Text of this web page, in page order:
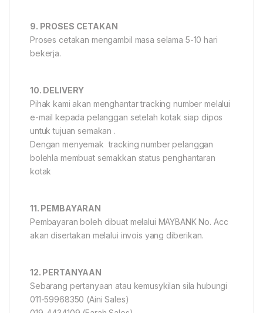
9. PROSES CETAKAN
Proses cetakan mengambil masa selama 5-10 hari
bekerja.
10. DELIVERY
Pihak kami akan menghantar tracking number melalui
e-mail kepada pelanggan setelah kotak siap dipos
untuk tujuan semakan .
Dengan menyemak tracking number pelanggan
bolehla membuat semakkan status penghantaran
kotak
11. PEMBAYARAN
Pembayaran boleh dibuat melalui MAYBANK No. Acc
akan disertakan melalui invois yang diberikan.
12. PERTANYAAN
Sebarang pertanyaan atau kemusykilan sila hubungi
011-59968350 (Aini Sales)